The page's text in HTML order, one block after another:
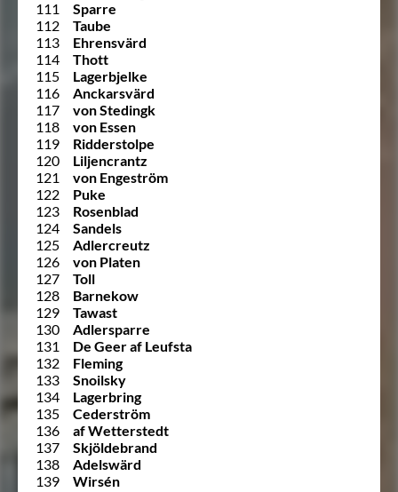
111
Sparre
112
Taube
113
Ehrensvärd
114
Thott
115
Lagerbjelke
116
Anckarsvärd
117
von Stedingk
118
von Essen
119
Ridderstolpe
120
Liljencrantz
121
von Engeström
122
Puke
123
Rosenblad
124
Sandels
125
Adlercreutz
126
von Platen
127
Toll
128
Barnekow
129
Tawast
130
Adlersparre
131
De Geer af Leufsta
132
Fleming
133
Snoilsky
134
Lagerbring
135
Cederström
136
af Wetterstedt
137
Skjöldebrand
138
Adelswärd
139
Wirsén